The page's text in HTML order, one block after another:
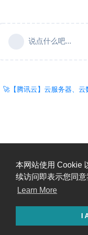
本网站使用 Cookie
续访问即表示您同意
Learn More
I
说点什么吧...
🚀【腾讯云】云服务器、